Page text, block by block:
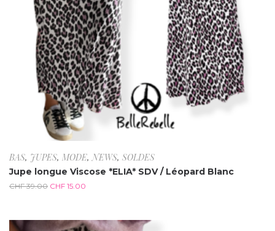
BAS, JUPES, MODE,NEWS, SOLDES
Jupe longue Viscose *ELIA* SDV / Léopard Blanc
CHF39.00 CHF 15.00